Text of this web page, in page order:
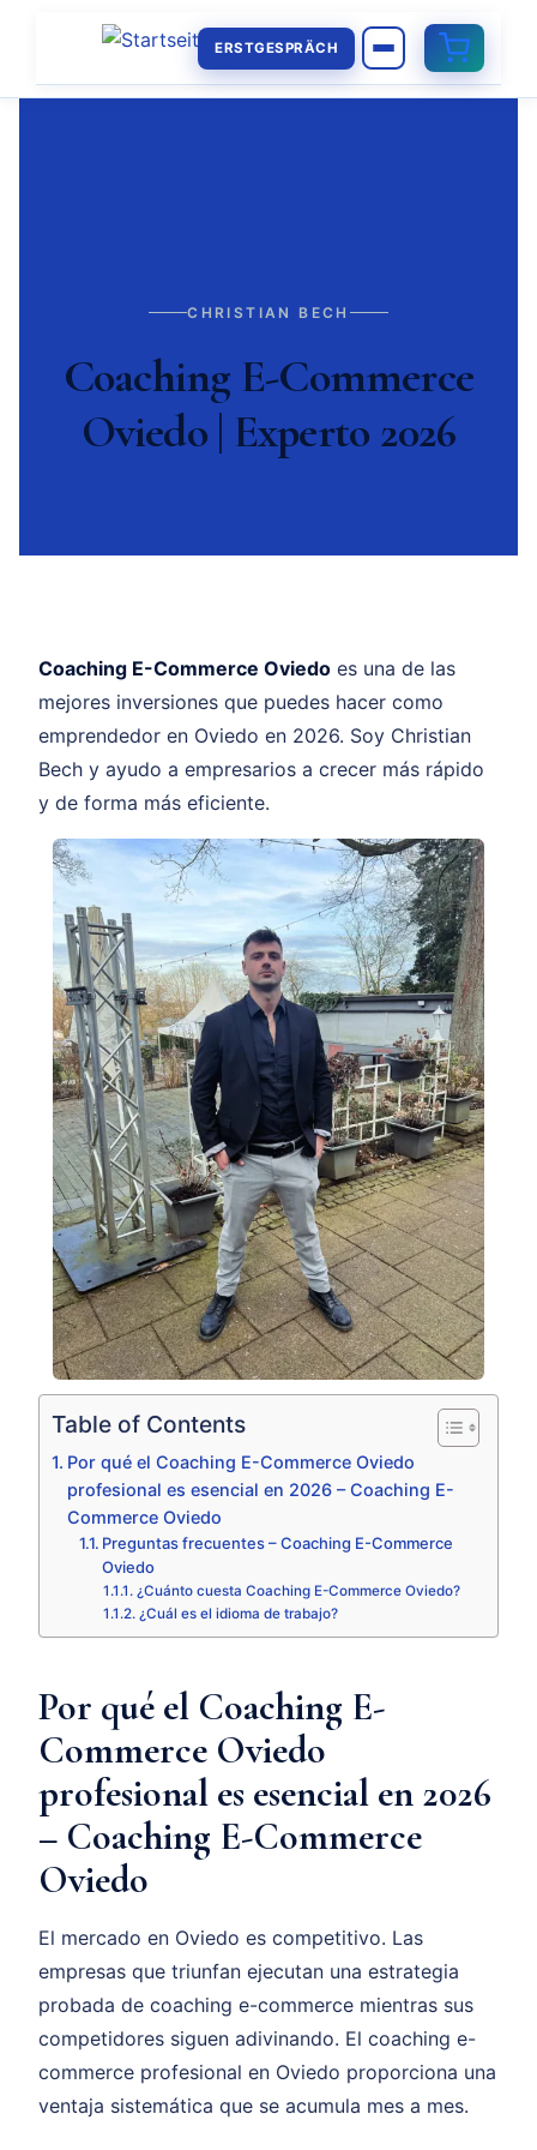
ERSTGESPRÄCH
CHRISTIAN BECH
Coaching E-Commerce
Oviedo | Experto 2026
Coaching E-Commerce Oviedo es una de las
mejores inversiones que puedes hacer como
emprendedor en Oviedo en 2026. Soy Christian
Bech y ayudo a empresarios a crecer más rápido
y de forma más eficiente.
Table of Contents
Por qué el Coaching E-Commerce Oviedo
profesional es esencial en 2026 – Coaching E-
Commerce Oviedo
Preguntas frecuentes – Coaching E-Commerce
Oviedo
¿Cuánto cuesta Coaching E-Commerce Oviedo?
¿Cuál es el idioma de trabajo?
Por qué el Coaching E-
Commerce Oviedo
profesional es esencial en 2026
– Coaching E-Commerce
Oviedo
El mercado en Oviedo es competitivo. Las
empresas que triunfan ejecutan una estrategia
probada de coaching e-commerce mientras sus
competidores siguen adivinando. El coaching e-
commerce profesional en Oviedo proporciona una
ventaja sistemática que se acumula mes a mes.